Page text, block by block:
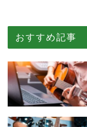
おすすめ記事